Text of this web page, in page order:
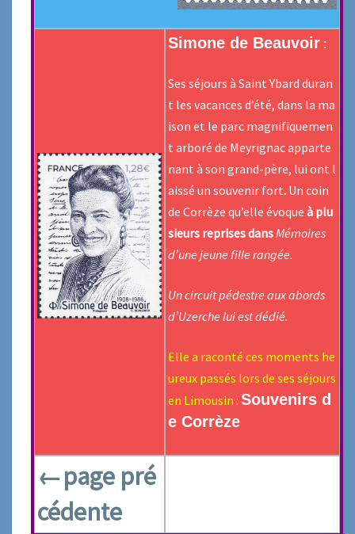
Simone de Beauvoir :
Ses séjours à Saint Ybard duran
t les vacances d’été, dans la ma
ison et le parc magnifiquemen
t arboré de Meyrignac apparte
nant à son grand-père, lui ont l
aissé un souvenir fort. Un coin
de Corrèze qu’elle évoqueà plu
sieurs reprises dansMémoires
d’une jeune fille rangée.
Un circuit pédestre aux abords
d’Uzerche lui est dédié.
Elle a raconté ces moments he
ureux passés lors de ses séjours
en Limousin :Souvenirs d
e Corrèze
←page pré
cédente